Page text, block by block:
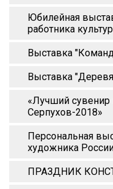
Юбилейная
работника
Выставка
Выставка
«Лучший сувенир
Серпухов-2018»
Персональная
художника
ПРАЗДНИК